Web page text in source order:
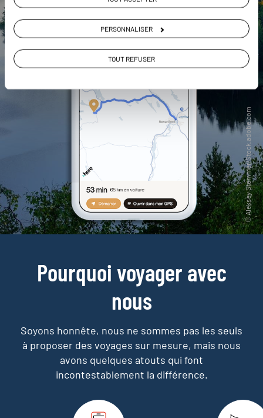
PERSONNALISER
TOUT REFUSER
Pourquoi voyager avec
nous
Soyons honnête, nous ne sommes pas les seuls
à proposer des voyages sur mesure, mais nous
avons quelques atouts qui font
incontestablement la différence.